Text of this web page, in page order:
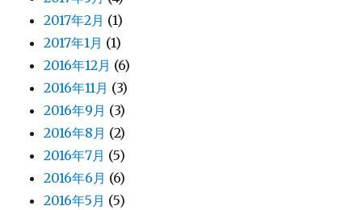
2017年2月 (1)
2017年1月 (1)
2016年12月 (6)
2016年11月 (3)
2016年9月 (3)
2016年8月 (2)
2016年7月 (5)
2016年6月 (6)
2016年5月 (5)